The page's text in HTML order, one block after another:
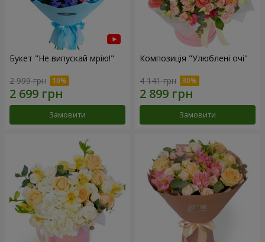
Букет "Не випускай мрію!"
2 999 грн
Замовити
Композиція "Улюблені очі"
4 141 грн
Замовити